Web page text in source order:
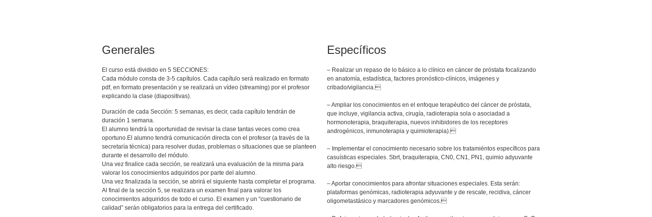
Generales
El curso está dividido en 5 SECCIONES:
Cada módulo consta de 3-5 capítulos. Cada capítulo será realizado en formato
pdf, en formato presentación y se realizará un vídeo (streaming) por el profesor
explicando la clase (diapositivas).
Duración de cada Sección: 5 semanas, es decir, cada capítulo tendrán de
duración 1 semana.
El alumno tendrá la oportunidad de revisar la clase tantas veces como crea
oportuno.El alumno tendrá comunicación directa con el profesor (a través de la
secretaría técnica) para resolver dudas, problemas o situaciones que se planteen
durante el desarrollo del módulo.
Una vez finalice cada sección, se realizará una evaluación de la misma para
valorar los conocimientos adquiridos por parte del alumno.
Una vez finalizada la sección, se abrirá el siguiente hasta completar el programa.
Al final de la sección 5, se realizara un examen final para valorar los
conocimientos adquiridos de todo el curso. El examen y un “cuestionario de
calidad” serán obligatorios para la entrega del certificado.
Específicos
– Realizar un repaso de lo básico a lo clínico en cáncer de próstata focalizando
en anatomía, estadística, factores pronóstico-clínicos, imágenes y
cribado/vigilancia.
– Ampliar los conocimientos en el enfoque terapéutico del cáncer de próstata,
que incluye, vigilancia activa, cirugía, radioterapia sola o asociadad a
hormonoterapia, braquiterapia, nuevos inhibidores de los receptores
androgénicos, inmunoterapia y quimioterapia).
– Implementar el conocimiento necesario sobre los tratamiéntos específicos para
casuísticas especiales. Sbrt, braquiterapia, CN0, CN1, PN1, quimio adyuvante
alto riesgo.
– Aportar conocimientos para afrontar situaciones especiales. Esta serán:
plataformas genómicas, radioterapia adyuvante y de rescate, recidiva, cáncer
oligometastásico y marcadores genómicos.